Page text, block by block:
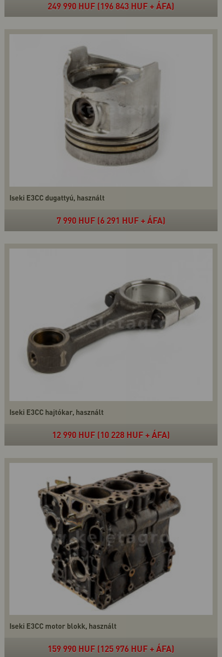
249 990 HUF (196 843 HUF + ÁFA)
Iseki E3CC dugattyú, használt
7 990 HUF (6 291 HUF + ÁFA)
Iseki E3CC hajtókar, használt
12 990 HUF (10 228 HUF + ÁFA)
Iseki E3CC motor blokk, használt
159 990 HUF (125 976 HUF + ÁFA)